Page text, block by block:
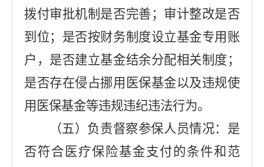
拨付审批机制是否完善；审计整改是否
到位；是否按财务制度设立基金专用账
户，是否建立基金结余分配相关制度；
是否存在侵占挪用医保基金以及违规使
用医保基金等违规违纪违法行为。
（五）负责督察参保人员情况： 是
否符合医疗保险基金支付的条件和范